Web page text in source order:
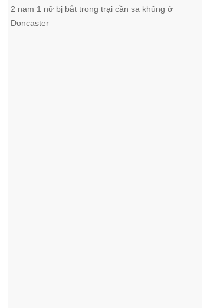
2 nam 1 nữ bị bắt trong trại cần sa khủng ở
Doncaster